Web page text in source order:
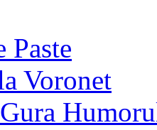
Paste
Voronet